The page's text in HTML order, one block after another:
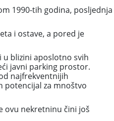
1990-tih godina, posljednja
i ostave, a pored je
u blizini aposlotno svih
javni parking prostor.
najfrekventnijih
potencijal za mnoštvo
ovu nekretninu čini još